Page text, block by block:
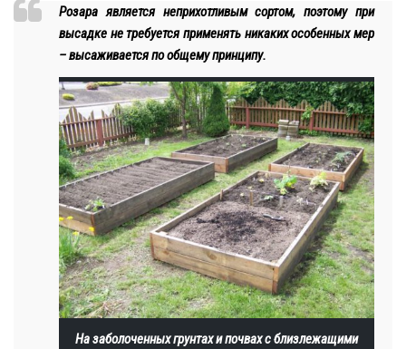
Розара является неприхотливым сортом, поэтому при
высадке не требуется применять никаких особенных мер
– высаживается по общему принципу.
На заболоченных грунтах и почвах с близлежащими